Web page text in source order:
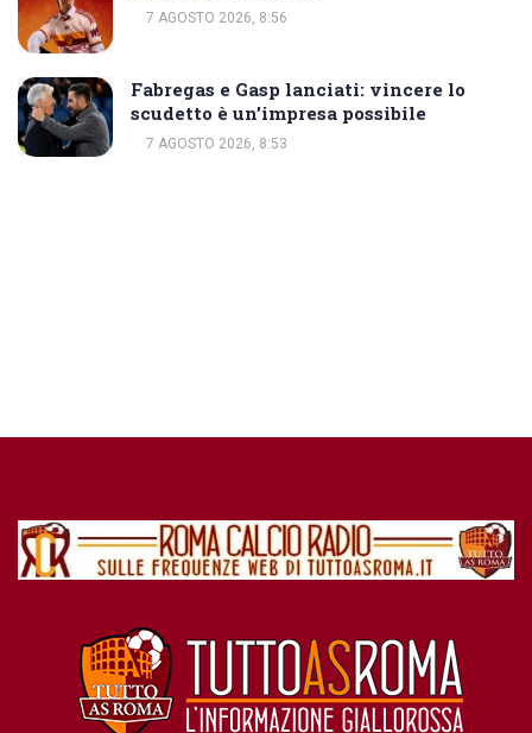
7 AGOSTO 2026, 8:56
Fabregas e Gasp lanciati: vincere lo
scudetto è un’impresa possibile
7 AGOSTO 2026, 8:53